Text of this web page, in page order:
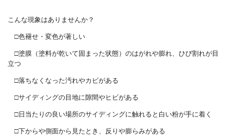
こんな現象はありませんか？
□色褪せ・変色が著しい
□塗膜（塗料が乾いて固まった状態）のはがれや膨れ、ひび割れが目
立つ
□落ちなくなった汚れやカビがある
□サイディングの目地に隙間やヒビがある
□日当たりの良い場所のサイディングに触れると白い粉が手に着く
□下からや側面から見たとき、反りや膨らみがある